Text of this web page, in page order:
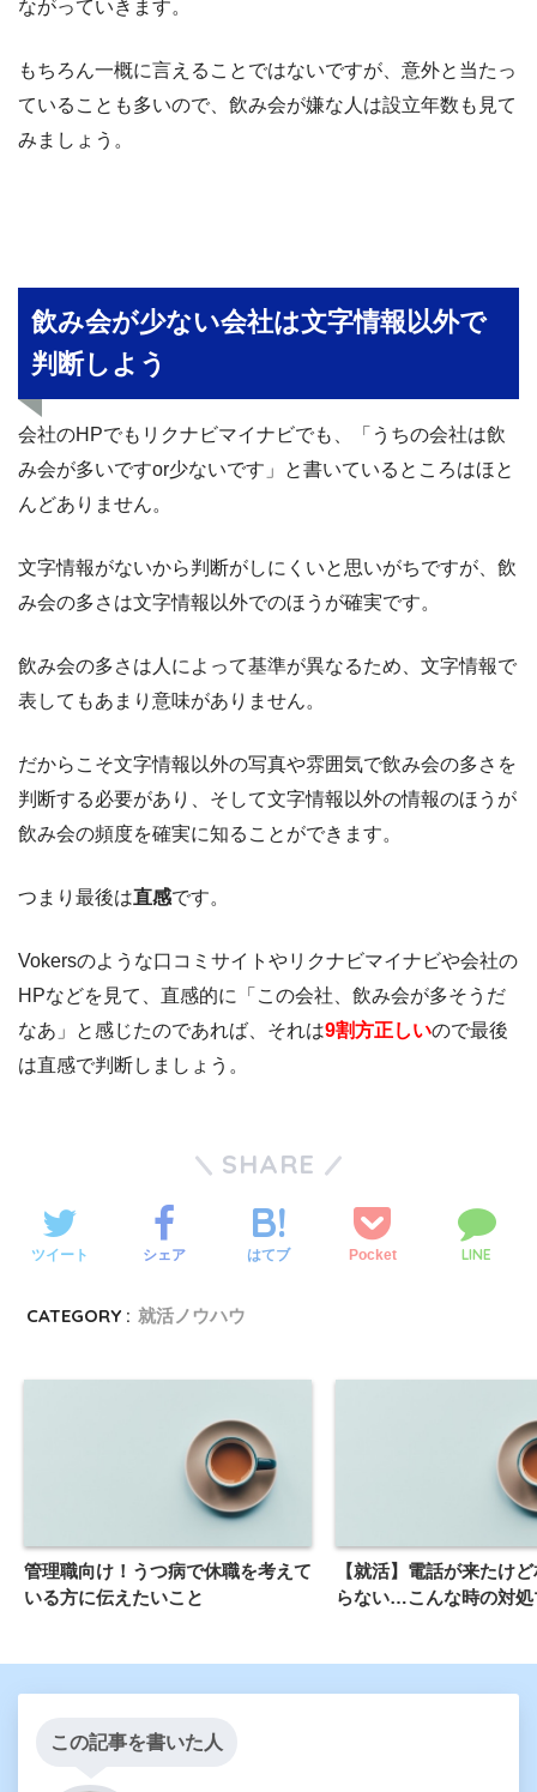
ながっていきます。
もちろん一概に言えることではないですが、意外と当たっ
ていることも多いので、飲み会が嫌な人は設立年数も見て
みましょう。
飲み会が少ない会社は文字情報以外で
判断しよう
会社のHPでもリクナビマイナビでも、「うちの会社は飲
み会が多いですor少ないです」と書いているところはほと
んどありません。
文字情報がないから判断がしにくいと思いがちですが、飲
み会の多さは文字情報以外でのほうが確実です。
飲み会の多さは人によって基準が異なるため、文字情報で
表してもあまり意味がありません。
だからこそ文字情報以外の写真や雰囲気で飲み会の多さを
判断する必要があり、そして文字情報以外の情報のほうが
飲み会の頻度を確実に知ることができます。
つまり最後は直感です。
Vokersのような口コミサイトやリクナビマイナビや会社の
HPなどを見て、直感的に「この会社、飲み会が多そうだ
なあ」と感じたのであれば、それは9割方正しいので最後
は直感で判断しましょう。
SHARE
ツイート シェア はてブ Pocket LINE
CATEGORY : 就活ノウハウ
管理職向け！うつ病で休職を考えて
いる方に伝えたいこと
【就活】電話が来たけ
らない…こんな時の対処
この記事を書いた人